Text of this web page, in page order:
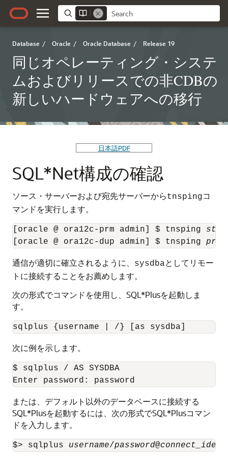
Database / Oracle / Oracle Database / Release 19
同じオペレーティング・システ
ムおよびリリースでの非CDBの
新しいハードウェアへの移行
日本語PDF
SQL*Net構成の確認
ソース・サーバーおよび宛先サーバーからtnspingコ
マンドを実行します。
[oracle @ ora12c-prm admin] $ tnsping
[oracle @ ora12c-dup admin] $ tnsping
通信が適切に確立されるように、 sysdbaとしてリモー
トに接続することをお薦めします。
次の形式でコマンドを使用し、SQL*Plusを起動しま
す。
sqlplus {username | /} [as sysdba]
次に例を示します。
$ sqlplus / AS SYSDBA
Enter password: password
または、デフォルト以外のデータベースに接続する
SQL*Plusを起動するには、次の形式でSQL*Plusコマン
ドを入力します。
$> sqlplus username/password@